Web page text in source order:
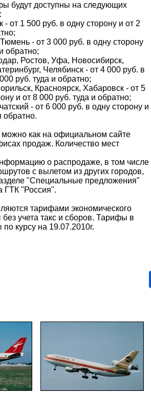
будут доступны на следующих
- от 1 500 руб. в одну сторону и от 2
- от 3 000 руб. в одну сторону
обратно;
Ростов, Уфа, Новосибирск,
Челябинск - от 4 000 руб. в
руб. туда и обратно;
Красноярск, Хабаровск - от 5
и от 8 000 руб. туда и обратно;
- от 6 000 руб. в одну сторону и
обратно.
как на официальном сайте
продаж. Количество мест
о распродаже, в том числе
с вылетом из других городов,
"Специальные предложения"
ГТК "Россия".
тарифами экономического
учета такс и сборов. Тарифы в
курсу на 19.07.2010г.